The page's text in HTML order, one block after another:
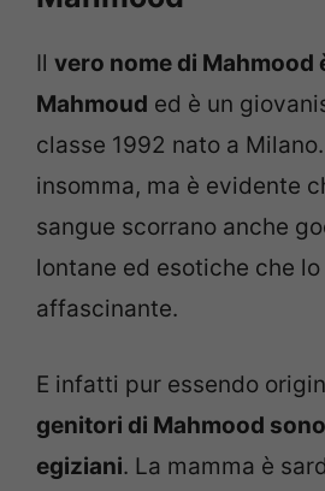
Il vero nome di Mahmood
Mahmoud ed è un
classe 1992 nato a
insomma, ma è evidente
sangue scorrano anche
lontane ed esotiche che
affascinante.
E infatti pur essendo
genitori di Mahmood
egiziani. La mamma è